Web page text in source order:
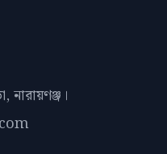
নারায়ণঞ্জ।